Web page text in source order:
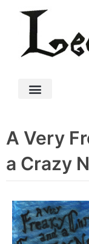
A Very
a Crazy